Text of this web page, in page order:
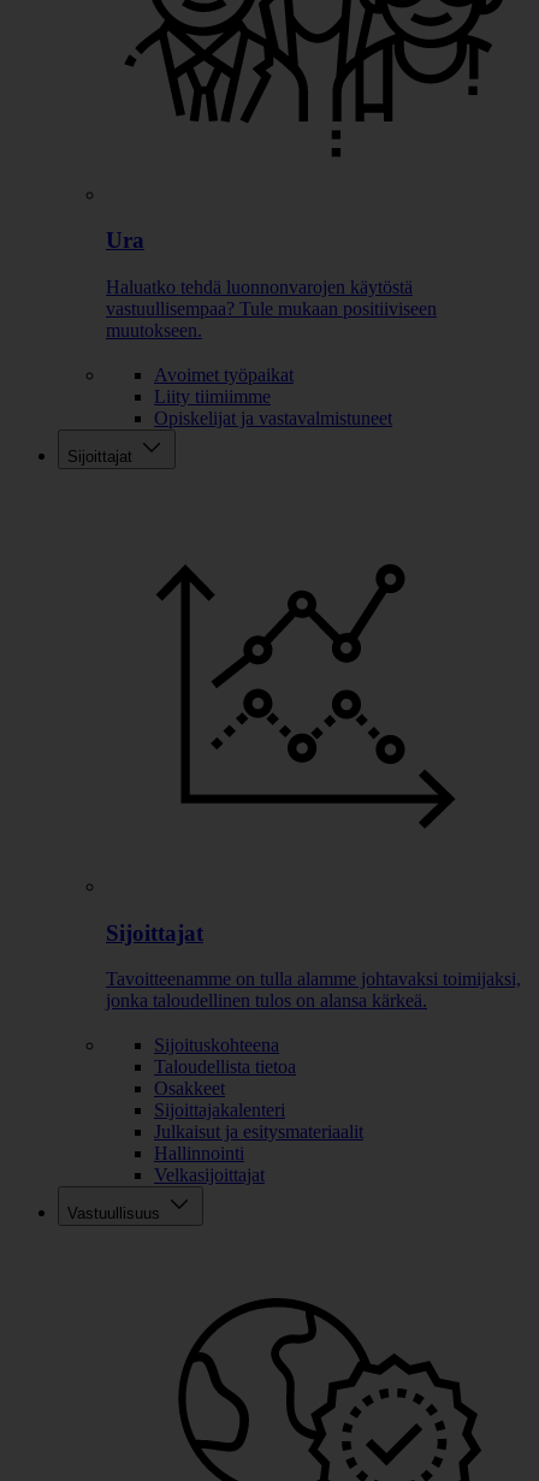
Ura
Haluatko tehdä luonnonvarojen käytöstä
vastuullisempaa? Tule mukaan positiiviseen
muutokseen.
Avoimet työpaikat
Liity tiimiimme
Opiskelijat ja vastavalmistuneet
Sijoittajat
Sijoittajat
Tavoitteenamme on tulla alamme johtavaksi toimijaksi,
jonka taloudellinen tulos on alansa kärkeä.
Sijoituskohteena
Taloudellista tietoa
Osakkeet
Sijoittajakalenteri
Julkaisut ja esitysmateriaalit
Hallinnointi
Velkasijoittajat
Vastuullisuus